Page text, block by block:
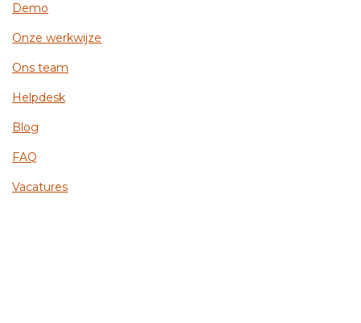
Demo
Onze werkwijze
Ons team
Helpdesk
Blog
FAQ
Vacatures